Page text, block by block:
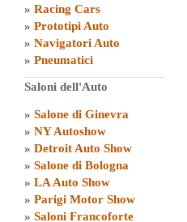
» Racing Cars
» Prototipi Auto
» Navigatori Auto
» Pneumatici
Saloni dell'Auto
» Salone di Ginevra
» NY Autoshow
» Detroit Auto Show
» Salone di Bologna
» LA Auto Show
» Parigi Motor Show
» Saloni Francoforte